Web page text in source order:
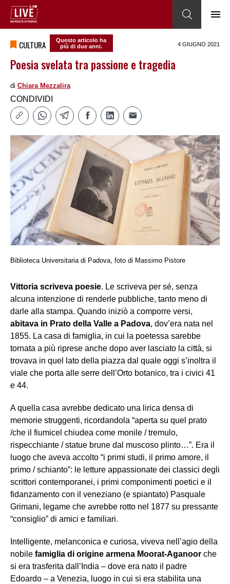
CULTURA
Questo articolo ha
più di due anni.
4 GIUGNO 2021
Poesia svelata tra passione e tragedia
di Chiara Mezzalira
CONDIVIDI
Biblioteca Universitaria di Padova, foto di Massimo Pistore
Vittoria scriveva poesie. Le scriveva per sé, senza
alcuna intenzione di renderle pubbliche, tanto meno di
darle alla stampa. Quando iniziò a comporre versi,
abitava in Prato della Valle a Padova, dov’era nata nel
1855. La casa di famiglia, in cui la poetessa sarebbe
tornata a più riprese anche dopo aver lasciato la città, si
trovava in quel lato della piazza dal quale oggi s’inoltra il
viale che porta alle serre dell’Orto botanico, tra i civici 41
e 44.
A quella casa avrebbe dedicato una lirica densa di
memorie struggenti, ricordandola “aperta su quel prato
/che il fiumicel chiudea come monile / tremulo,
rispecchiante / statue brune dal muscoso plinto…”. Era il
luogo che aveva accolto “i primi studi, il primo amore, il
primo / schianto”: le letture appassionate dei classici degli
scrittori contemporanei, i primi componimenti poetici e il
fidanzamento con il veneziano (e spiantato) Pasquale
Grimani, legame che avrebbe rotto nel 1877 su pressante
“consiglio” di amici e familiari.
Intelligente, melanconica e curiosa, viveva nell’agio della
nobile famiglia di origine armena Moorat-Aganoor che
si era trasferita dall’India – dove era nato il padre
Edoardo – a Venezia, luogo in cui si era stabilita una